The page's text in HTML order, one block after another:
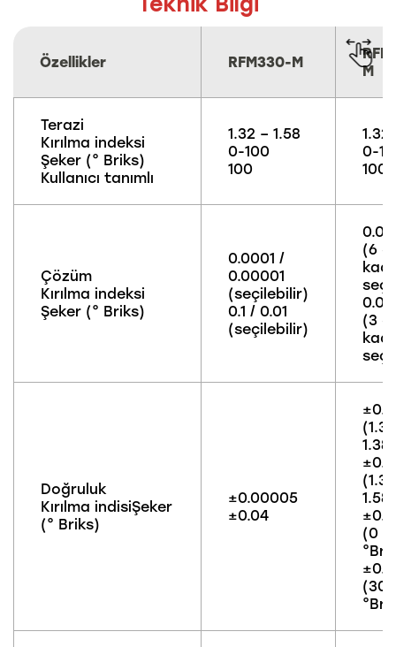
Özellikler RFM330-M
M
Terazi
Kırılma indeksi
Şeker (° Briks)
Kullanıcı tanımlı
1.32 – 1.58
0-100
100
1.32
0-
100
Çözüm
Kırılma indeksi
Şeker (° Briks)
0.0001 /
0.00001
(seçilebilir)
0.1 / 0.01
(seçilebilir)
(6
(3
Doğruluk
Kırılma indisiŞeker
(° Briks)
±0.00005
±0.04
1.38
1.58
(0 –
(30